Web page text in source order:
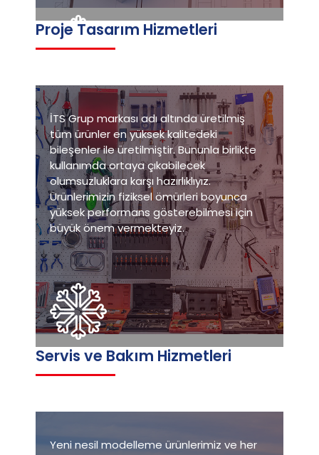
Proje Tasarım Hizmetleri
Servis ve Bakım Hizmetleri
İTS Grup markası adı altında üretilmiş
tüm ürünler en yüksek kalitedeki
bileşenler ile üretilmiştir. Bununla birlikte
kullanımda ortaya çıkabilecek
olumsuzluklara karşı hazırlıklıyız.
Ürünlerimizin fiziksel ömürleri boyunca
yüksek performans gösterebilmesi için
büyük önem vermekteyiz.
Yeni nesil modelleme ürünlerimiz ve her